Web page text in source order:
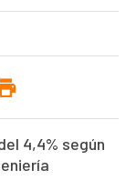
4,4% según